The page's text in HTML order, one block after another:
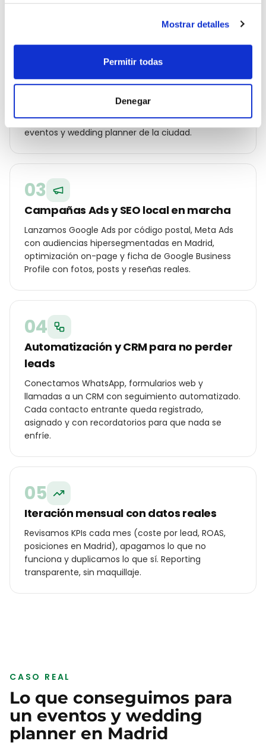
Mostrar detalles
Permitir todas
Denegar
02
Estrategia geolocalizada por barrio
Construimos un plan específico para Madrid:
Chamartín, Retiro…), ángulos de campaña para tu
cliente local y oferta diferencial frente a los otros
eventos y wedding planner de la ciudad.
03
Campañas Ads y SEO local en marcha
Lanzamos Google Ads por código postal, Meta Ads
con audiencias hipersegmentadas en Madrid,
optimización on-page y ficha de Google Business
Profile con fotos, posts y reseñas reales.
04
Automatización y CRM para no perder
leads
Conectamos WhatsApp, formularios web y
llamadas a un CRM con seguimiento automatizado.
Cada contacto entrante queda registrado,
asignado y con recordatorios para que nada se
enfríe.
05
Iteración mensual con datos reales
Revisamos KPIs cada mes (coste por lead, ROAS,
posiciones en Madrid), apagamos lo que no
funciona y duplicamos lo que sí. Reporting
transparente, sin maquillaje.
CASO REAL
Lo que conseguimos para
un eventos y wedding
planner en Madrid